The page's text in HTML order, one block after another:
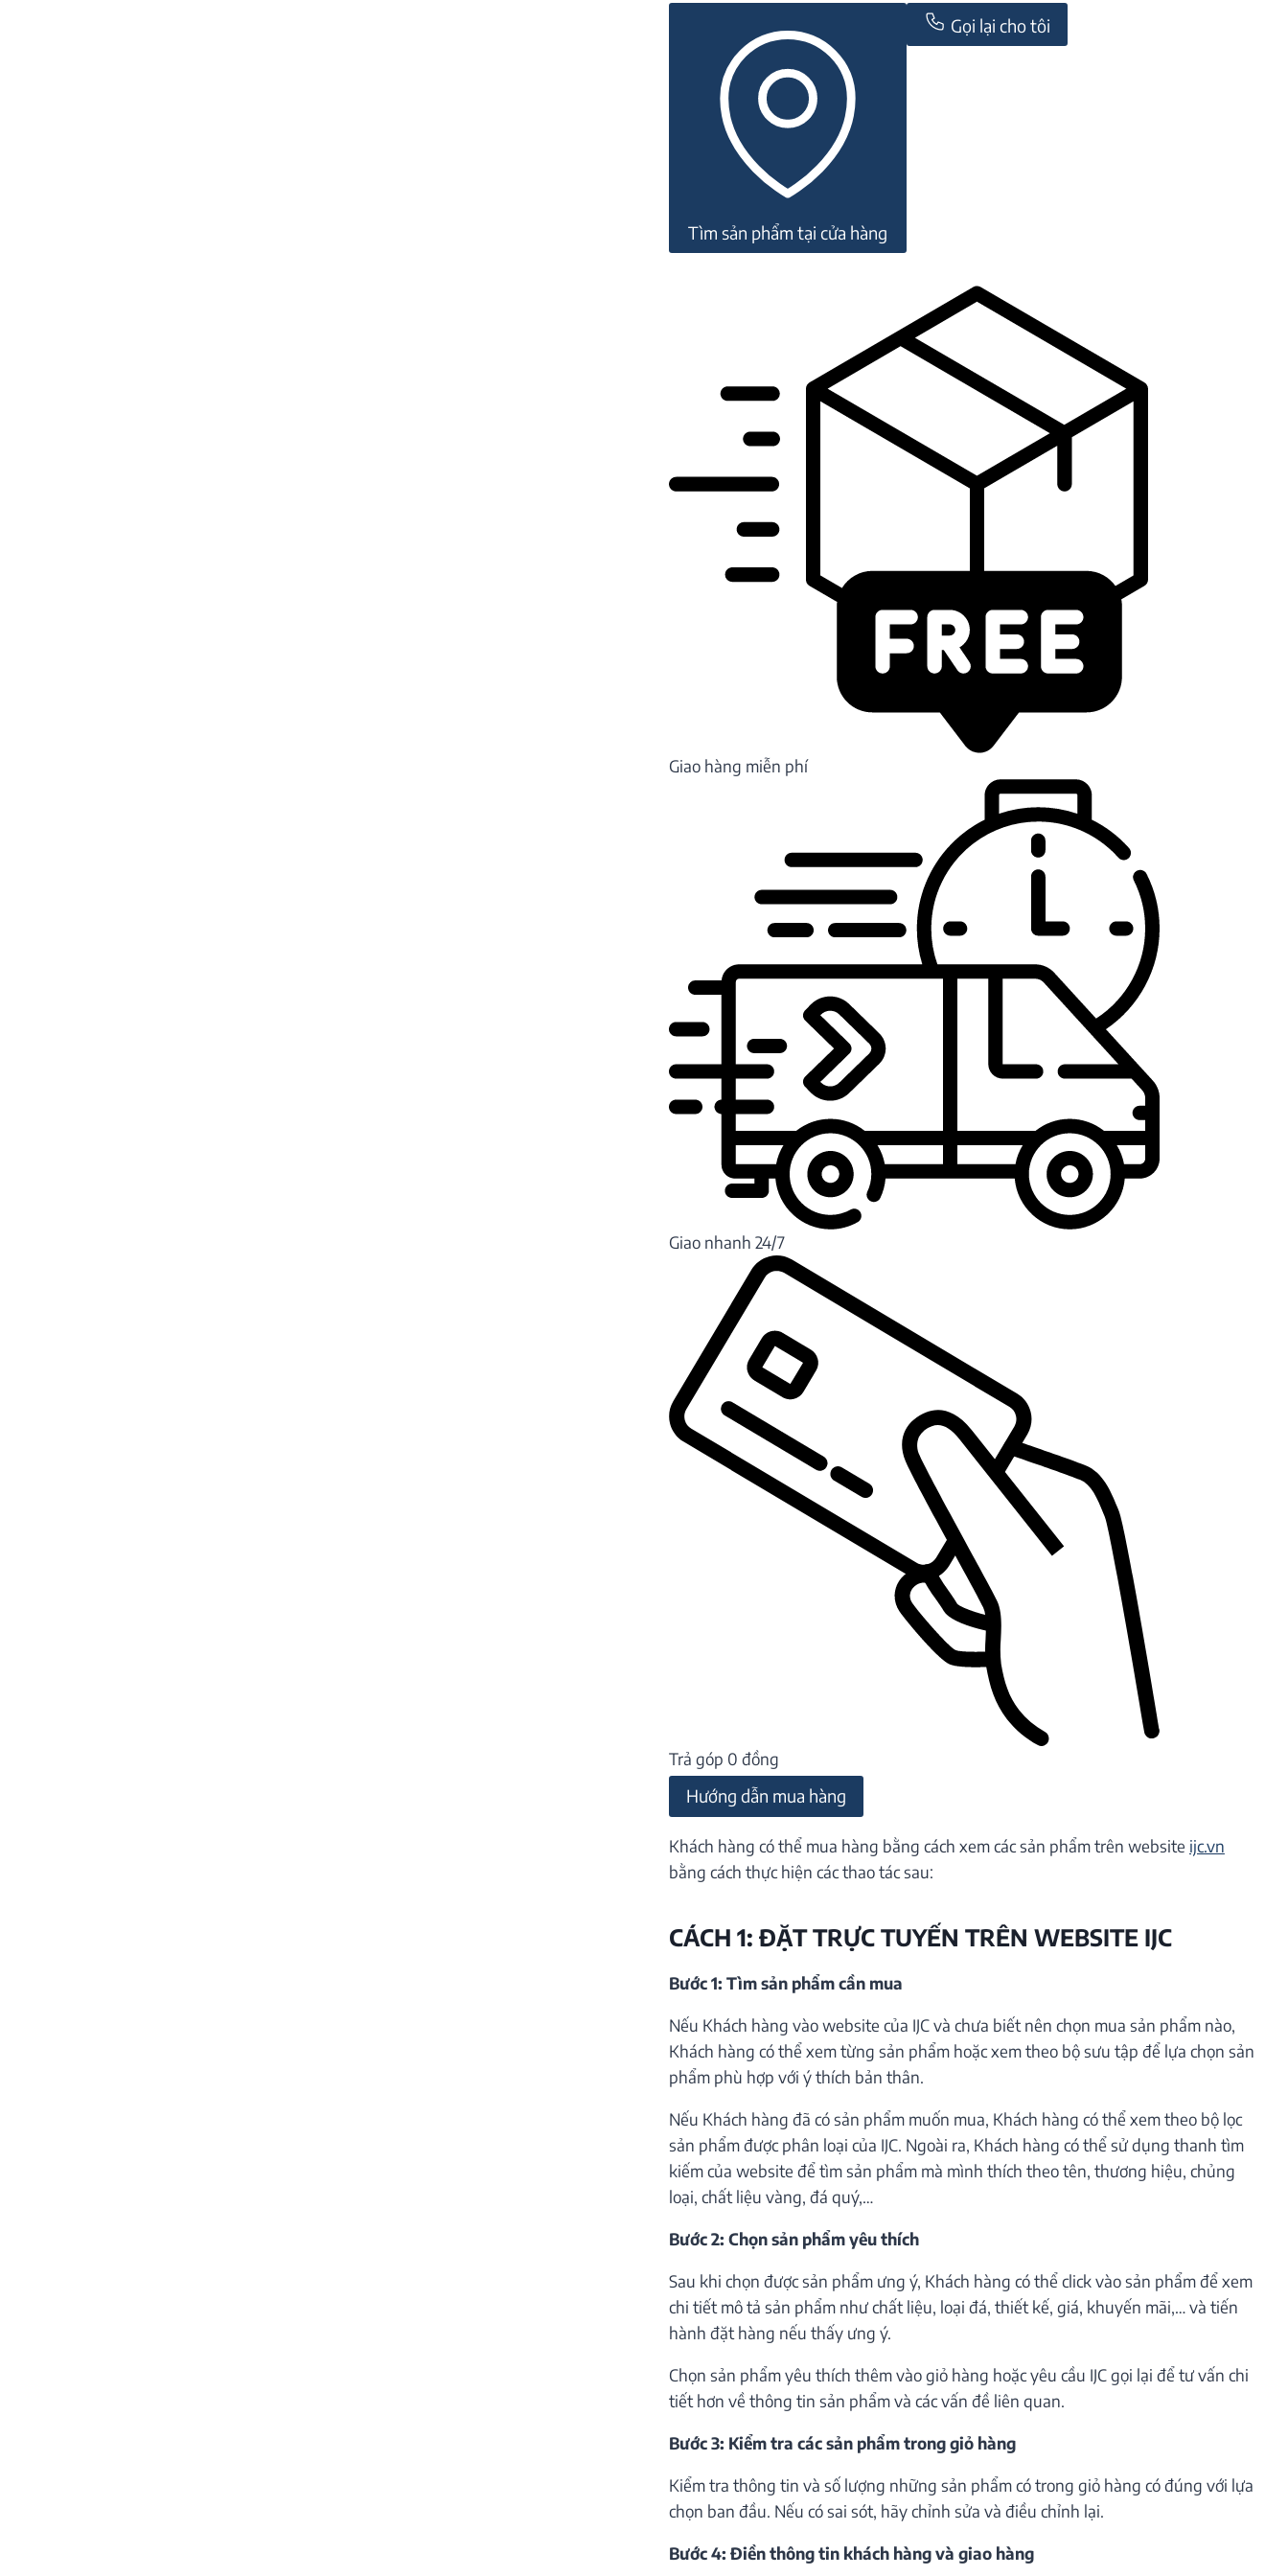
Tìm sản phẩm tại cửa hàng
Gọi lại cho tôi
Giao hàng miễn phí
Giao nhanh 24/7
Trả góp 0 đồng
Hướng dẫn mua hàng
Khách hàng có thể mua hàng bằng cách xem các sản phẩm trên website ijc.vn
bằng cách thực hiện các thao tác sau:
CÁCH 1: ĐẶT TRỰC TUYẾN TRÊN WEBSITE IJC
Bước 1: Tìm sản phẩm cần mua
Nếu Khách hàng vào website của IJC và chưa biết nên chọn mua sản phẩm nào,
Khách hàng có thể xem từng sản phẩm hoặc xem theo bộ sưu tập để lựa chọn sản
phẩm phù hợp với ý thích bản thân.
Nếu Khách hàng đã có sản phẩm muốn mua, Khách hàng có thể xem theo bộ lọc
sản phẩm được phân loại của IJC. Ngoài ra, Khách hàng có thể sử dụng thanh tìm
kiếm của website để tìm sản phẩm mà mình thích theo tên, thương hiệu, chủng
loại, chất liệu vàng, đá quý,…
Bước 2: Chọn sản phẩm yêu thích
Sau khi chọn được sản phẩm ưng ý, Khách hàng có thể click vào sản phẩm để xem
chi tiết mô tả sản phẩm như chất liệu, loại đá, thiết kế, giá, khuyến mãi,… và tiến
hành đặt hàng nếu thấy ưng ý.
Chọn sản phẩm yêu thích thêm vào giỏ hàng hoặc yêu cầu IJC gọi lại để tư vấn chi
tiết hơn về thông tin sản phẩm và các vấn đề liên quan.
Bước 3: Kiểm tra các sản phẩm trong giỏ hàng
Kiểm tra thông tin và số lượng những sản phẩm có trong giỏ hàng có đúng với lựa
chọn ban đầu. Nếu có sai sót, hãy chỉnh sửa và điều chỉnh lại.
Bước 4: Điền thông tin khách hàng và giao hàng